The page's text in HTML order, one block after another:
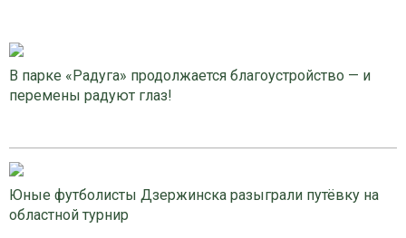
В парке «Радуга» продолжается благоустройство — и
перемены радуют глаз!
Юные футболисты Дзержинска разыграли путёвку на
областной турнир